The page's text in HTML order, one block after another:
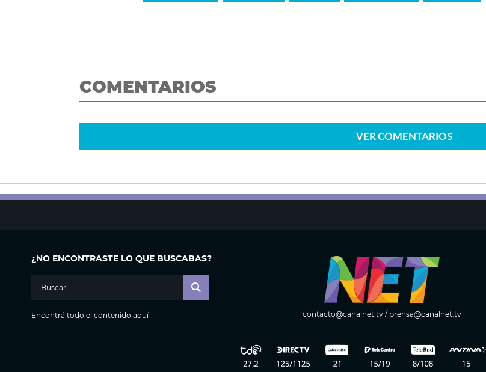
COMENTARIOS
VERCOMENTARIOS
¿NO ENCONTRASTE LO QUE BUSCABAS?
Encontrá todo el contenido aquí contacto@canalnet.tv/ prensa@canalnet.tv